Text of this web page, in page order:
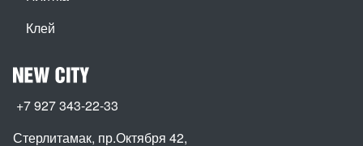
Клей
+7 927 343-22-33
Стерлитамак, пр.Октября 42,